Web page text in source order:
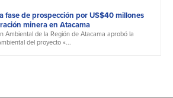
fase de prospección por US$40 millones
minera en Atacama
Ambiental de la Región de Atacama aprobó la
del proyecto «...